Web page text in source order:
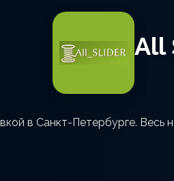
All
в Санкт-Петербурге. Весь